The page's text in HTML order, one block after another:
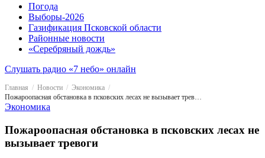
Погода
Выборы-2026
Газификация Псковской области
Районные новости
«Серебряный дождь»
Слушать радио «7 небо» онлайн
Главная Новости
Экономика
Пожароопасная обстановка в псковских лесах не вызывает тревоги
Экономика
Пожароопасная обстановка в псковских лесах не
вызывает тревоги